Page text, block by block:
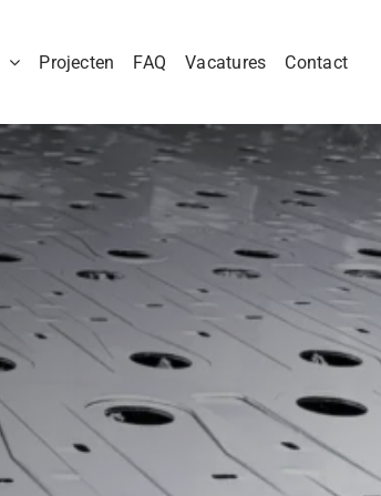
Projecten FAQ Vacatures Contact